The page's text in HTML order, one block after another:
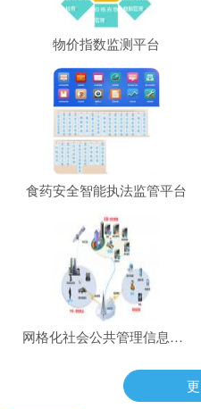
物价指数监测平台
食药安全智能执法监管平台
网格化社会公共管理信息平台